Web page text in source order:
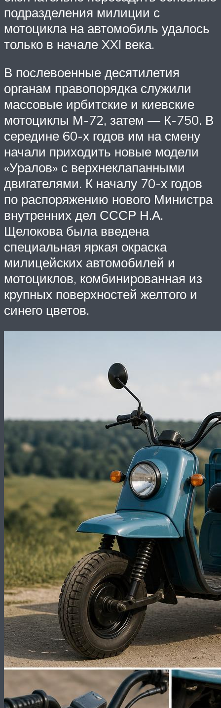
подразделения милиции с
мотоцикла на автомобиль удалось
только в начале XXI века.
В послевоенные десятилетия
органам правопорядка служили
массовые ирбитские и киевские
мотоциклы М-72, затем — К-750. В
середине 60-х годов им на смену
начали приходить новые модели
«Уралов» с верхнеклапанными
двигателями. К началу 70-х годов
по распоряжению нового Министра
внутренних дел СССР Н.А.
Щелокова была введена
специальная яркая окраска
милицейских автомобилей и
мотоциклов, комбинированная из
крупных поверхностей желтого и
синего цветов.